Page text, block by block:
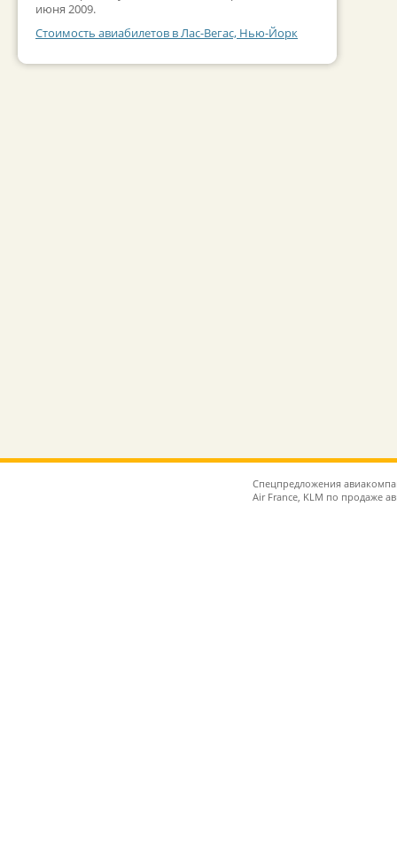
июня 2009.
Стоимость авиабилетов в Лас-Вегас, Нью-Йорк
Спецпредложения
Air France, KLM по продаже